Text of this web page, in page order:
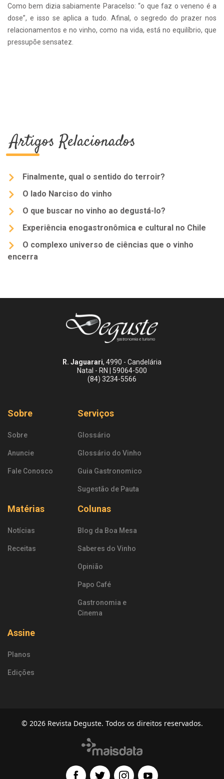
Como bem dizia sabiamente Paracelso: “o que faz o veneno é a
dose”, e isso se aplica a tudo. Afinal, o segredo do prazer nos
relacionamentos e no vinho, como na vida, está no equilíbrio, que
pressupõe sensatez.
Artigos Relacionados
Finalmente, qual o sentido do terroir?
O lado Narciso do vinho
O que buscar no vinho ao degustá-lo?
Experiência enogastronômica e cultural no Chile
O complexo universo de ciências que o vinho
encerra
R. Jaguarari, 4990 - Candelária
Natal - RN | 59064-500
(84) 3234-5566
Sobre
Sobre
Anuncie
Fale Conosco
Serviços
Glossário
Glossário do Vinho
Guia Gastronomico
Sugestão de Pauta
Matérias
Notícias
Receitas
Colunas
Blog da Boa Mesa
Saberes do Vinho
Opinião
Papo Café
Gastronomia e
Cinema
Assine
Planos
Edições
© 2026 Revista Deguste. Todos os direitos reservados.
FacebookTwitterInstagramYoutube